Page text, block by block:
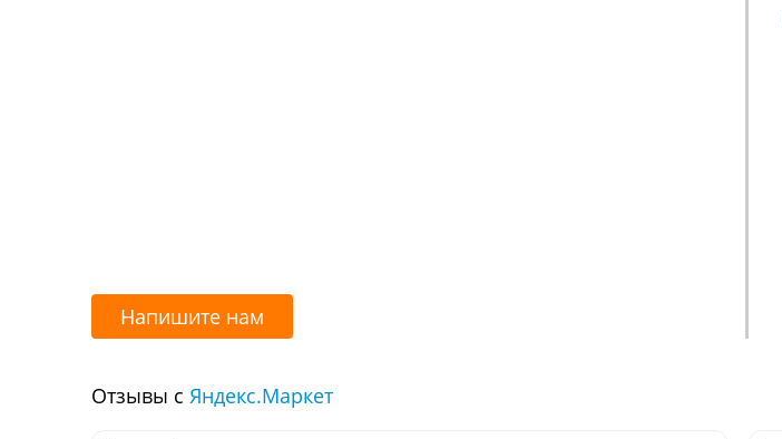
Напишите нам
Отзывы с Яндекс.Маркет